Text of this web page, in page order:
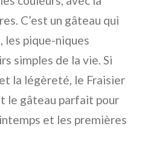
C’est un gâteau qui
les pique-niques
simples de la vie. Si
la légèreté, le Fraisier
le gâteau parfait pour
et les premières